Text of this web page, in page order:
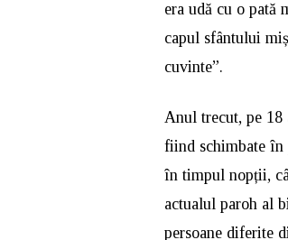
era udă cu o pată
capul sfântului
cuvinte”.
Anul trecut, pe
fiind schimbate
în timpul nopții,
actualul paroh al
persoane diferite